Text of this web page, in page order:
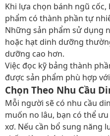
Khi lựa chọn bánh ngũ
phẩm có thành phần tự
Những sản phẩm sử dụng
hoặc hạt dinh dưỡng
dưỡng cao hơn.
Việc đọc kỹ bảng thành
được sản phẩm phù hợp
Chọn Theo Nhu Cầu
Mỗi người sẽ có nhu cầu
muốn no lâu, bạn có thể
xơ. Nếu cần bổ sung năng